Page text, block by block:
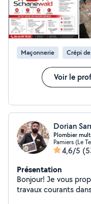
Maçonnerie Crépi
Voir le
Dorian
Plombier
Pamiers (Le
4,6/5
Présentation
Bonjour! Je vous propose conseil et réalisation de
travaux courants